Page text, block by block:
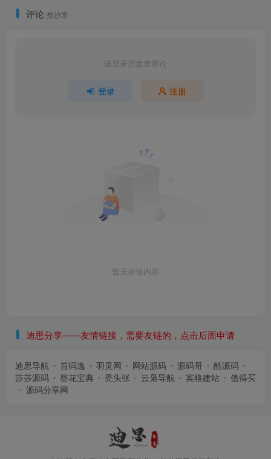
评论 抢沙发
请登录后发表评论
登录 注册
暂无评论内容
迪思分享——友情链接，需要友链的，点击后面申请
迪思导航 首码逸 羽灵网 网站源码 源码哥
酷源码
莎莎源码
葵花宝典 秃头张 云枭导航 宾格建站
值得买
源码分享网